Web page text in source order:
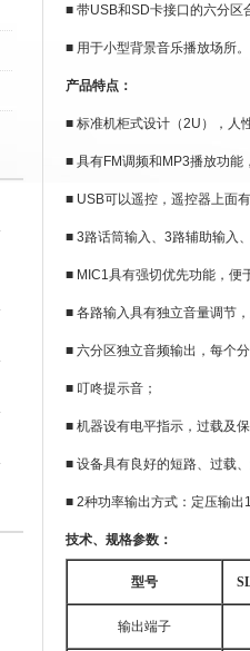
■ 带USB和SD卡接口的六分区
■ 用于小型背景音乐播放场所。
产品特点：
■ 标准机柜式设计（2U ），人
■ 具有FM调频和 MP3播放功能
■ USB可以遥控，遥控器上面有
■ 3路话筒输入、 3路辅助输入、
■ MIC1具有强切优先功能，便
■ 各路输入具有独立音量调节
■ 六分区独立音频输出，每个
■ 叮咚提示音；
■ 机器设有电平指示，过载及保
■ 设备具有良好的短路、过载
■ 2种功率输出方式：定压输出
技术、规格参数：
型号
输出端子